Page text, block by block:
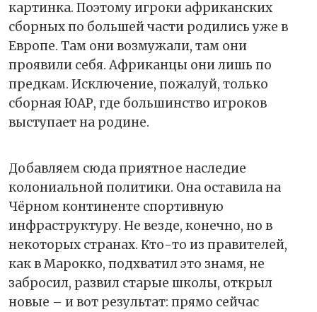
картинка. Поэтому игроки африканских
сборных по большей части родились уже в
Европе. Там они возмужали, там они
проявили себя. Африканцы они лишь по
предкам. Исключение, пожалуй, только
сборная ЮАР, где большинство игроков
выступает на родине.
Добавляем сюда приятное наследие
колониальной политики. Она оставила на
Чёрном континенте спортивную
инфраструктуру. Не везде, конечно, но в
некоторых странах. Кто-то из правителей,
как в Марокко, подхватил это знамя, не
забросил, развил старые школы, открыл
новые – и вот результат: прямо сейчас